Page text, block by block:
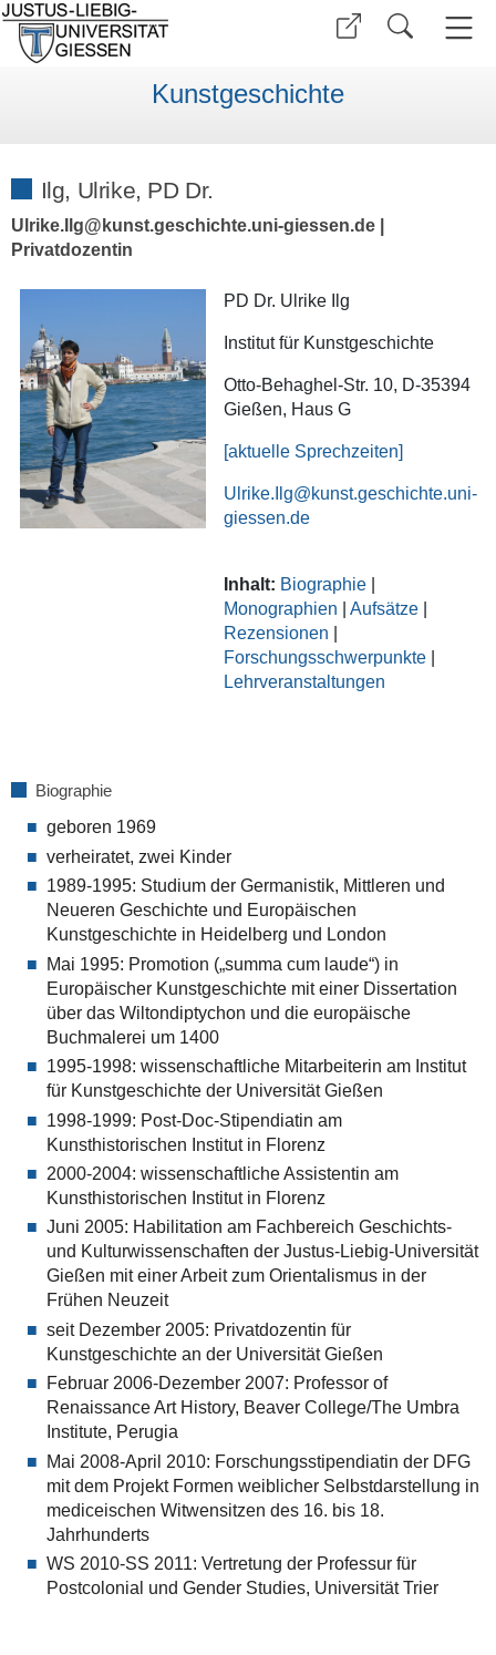
Kunstgeschichte
Ilg, Ulrike, PD Dr.
Ulrike.Ilg@kunst.geschichte.uni-giessen.de |
Privatdozentin
PD Dr. Ulrike Ilg
Institut für Kunstgeschichte
Otto-Behaghel-Str. 10, D-35394
Gießen, Haus G
[aktuelle Sprechzeiten]
Ulrike.Ilg@kunst.geschichte.uni-
giessen.de
Inhalt: Biographie|
Monographien
Aufsätze|
Rezensionen
Forschungsschwerpunkte|
Lehrveranstaltungen
Biographie
geboren 1969
verheiratet, zwei Kinder
1989-1995: Studium der Germanistik, Mittleren und
Neueren Geschichte und Europäischen
Kunstgeschichte in Heidelberg und London
Mai 1995: Promotion („summa cum laude“) in
Europäischer Kunstgeschichte mit einer Dissertation
über das Wiltondiptychon und die europäische
Buchmalerei um 1400
1995-1998: wissenschaftliche Mitarbeiterin am Institut
für Kunstgeschichte der Universität Gießen
1998-1999: Post-Doc-Stipendiatin am
Kunsthistorischen Institut in Florenz
2000-2004: wissenschaftliche Assistentin am
Kunsthistorischen Institut in Florenz
Juni 2005: Habilitation am Fachbereich Geschichts-
und Kulturwissenschaften der Justus-Liebig-Universität
Gießen mit einer Arbeit zum Orientalismus in der
Frühen Neuzeit
seit Dezember 2005: Privatdozentin für
Kunstgeschichte an der Universität Gießen
Februar 2006-Dezember 2007: Professor of
Renaissance Art History, Beaver College/The Umbra
Institute, Perugia
Mai 2008-April 2010: Forschungsstipendiatin der DFG
mit dem Projekt Formen weiblicher Selbstdarstellung in
mediceischen Witwensitzen des 16. bis 18.
Jahrhunderts
WS 2010-SS 2011: Vertretung der Professur für
Postcolonial und Gender Studies, Universität Trier